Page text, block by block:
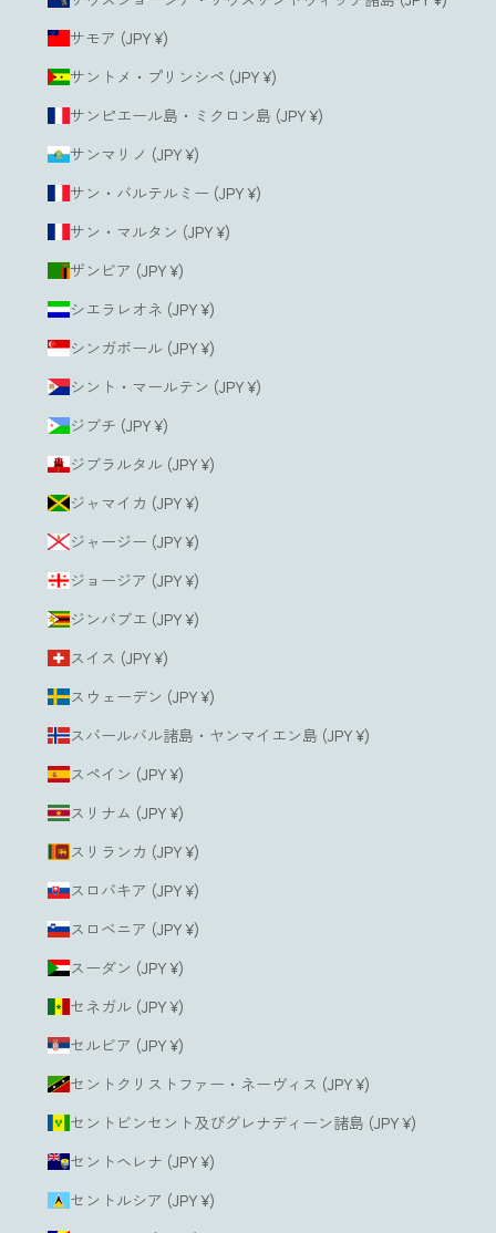
サモア (JPY ¥)
サントメ・プリンシペ (JPY ¥)
サンピエール島・ミクロン島 (JPY ¥)
サンマリノ (JPY ¥)
サン・バルテルミー (JPY ¥)
サン・マルタン (JPY ¥)
ザンビア (JPY ¥)
シエラレオネ (JPY ¥)
シンガポール (JPY ¥)
シント・マールテン (JPY ¥)
ジブチ (JPY ¥)
ジブラルタル (JPY ¥)
ジャマイカ (JPY ¥)
ジャージー (JPY ¥)
ジョージア (JPY ¥)
ジンバブエ (JPY ¥)
スイス (JPY ¥)
スウェーデン (JPY ¥)
スバールバル諸島・ヤンマイエン島 (JPY ¥)
スペイン (JPY ¥)
スリナム (JPY ¥)
スリランカ (JPY ¥)
スロバキア (JPY ¥)
スロベニア (JPY ¥)
スーダン (JPY ¥)
セネガル (JPY ¥)
セルビア (JPY ¥)
セントクリストファー・ネーヴィス (JPY ¥)
セントビンセント及びグレナディーン諸島 (JPY ¥)
セントヘレナ (JPY ¥)
セントルシア (JPY ¥)